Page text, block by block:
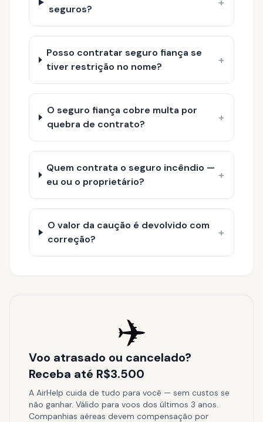
seguros?
Posso contratar seguro fiança se
tiver restrição no nome?
+
O seguro fiança cobre multa por
quebra de contrato?
+
Quem contrata o seguro incêndio —
eu ou o proprietário?
+
O valor da caução é devolvido com
correção?
+
✈️
Voo atrasado ou cancelado?
Receba até R$3.500
A AirHelp cuida de tudo para você — sem custos se
não ganhar. Válido para voos dos últimos 3 anos.
Companhias aéreas devem compensação por